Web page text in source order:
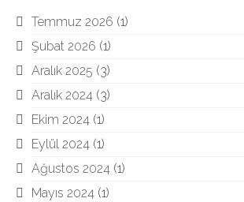
Temmuz 2026 (1)
Şubat 2026 (1)
Aralık 2025 (3)
Aralık 2024 (3)
Ekim 2024 (1)
Eylül 2024 (1)
Ağustos 2024 (1)
Mayıs 2024 (1)